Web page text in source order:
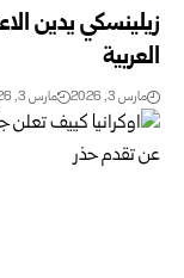
زيلينسكي يدين
العربية
مارس 3, 2026 مارس 3, 2026